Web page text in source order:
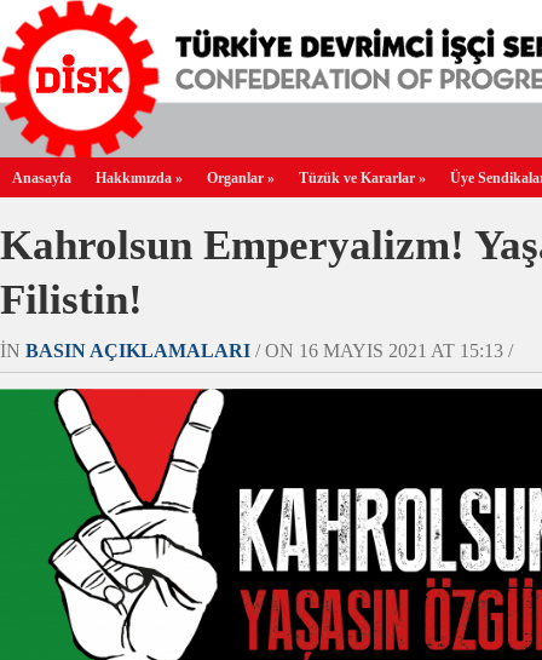
Anasayfa Hakkımızda » Organlar » Tüzük ve Kararlar » Üye
Kahrolsun Emperyalizm!
Filistin!
IN BASIN AÇIKLAMALARI / ON 16 MAYIS 2021 AT 15:13 /